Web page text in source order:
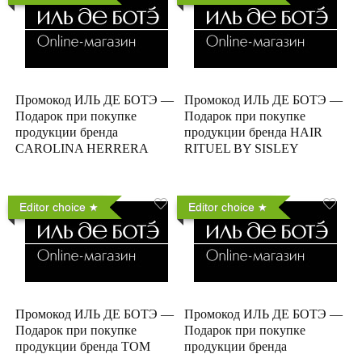
Промокод ИЛЬ ДЕ БОТЭ —
Подарок при покупке
продукции бренда
CAROLINA HERRERA
Промокод ИЛЬ ДЕ БОТЭ —
Подарок при покупке
продукции бренда HAIR
RITUEL BY SISLEY
Editor choice
Промокод ИЛЬ ДЕ БОТЭ —
Подарок при покупке
продукции бренда TOM
Editor choice
Промокод ИЛЬ ДЕ БОТЭ —
Подарок при покупке
продукции бренда